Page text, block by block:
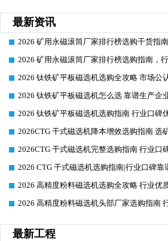
最新资讯
2026 矿用永磁滚筒厂家排行榜选购干货指
2026 矿用永磁滚筒厂家排行榜选购指南，
2026 钛铁矿平板磁选机选购全攻略 市场公
2026 钛铁矿平板磁选机怎么选 靠谱生产企
2026 钛铁矿平板磁选机选购指南 行业口碑
2026CTG 干式磁选机降本增效选购指南 选
2026CTG 干式磁选机完整选购指南 行业口
2026 CTG 干式磁选机选购指南|行业口碑
2026 高精度粉料磁选机选购全攻略 行业优
2026 高精度粉料磁选机头部厂家选购指南
最新工程